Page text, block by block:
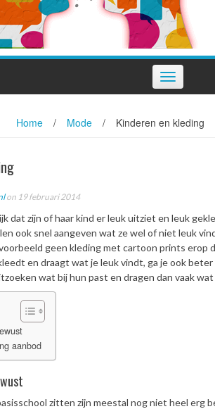
Toggle
navigation
Home / Mode / Kinderen en kleding
on 19 februari 2014
dat zijn of haar kind er leuk uitziet en leuk
ook snel aangeven wat ze wel of niet leuk
geen kleding met cartoon prints erop
en draagt wat je leuk vindt, ga je ook
wat bij hun past en dragen dan vaak
aanbod
zitten zijn meestal nog niet heel erg